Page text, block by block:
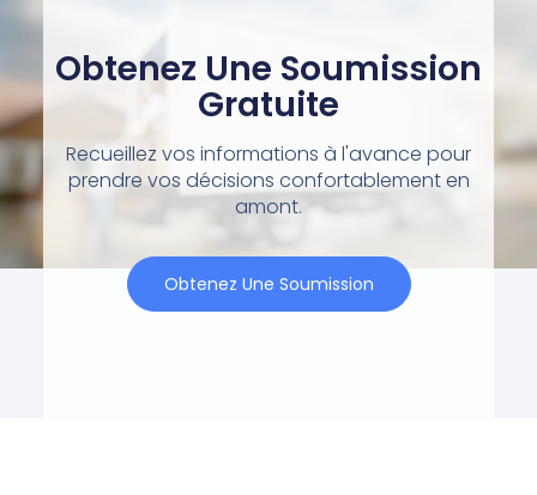
Obtenez Une Soumission
Gratuite
Recueillez vos informations à l'avance pour
prendre vos décisions confortablement en
amont.
Obtenez Une Soumission